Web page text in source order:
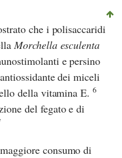
che i polisaccaridi
Morchella esculenta
e persino
dei miceli
della vitamina E.6
del fegato e di
consumo di